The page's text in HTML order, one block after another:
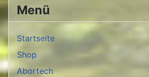
Menü
Startseite
Shop
Abortech